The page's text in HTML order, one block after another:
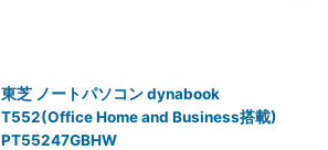
東芝 ノートパソコン dynabook
T552(Office Home and Business搭載)
PT55247GBHW